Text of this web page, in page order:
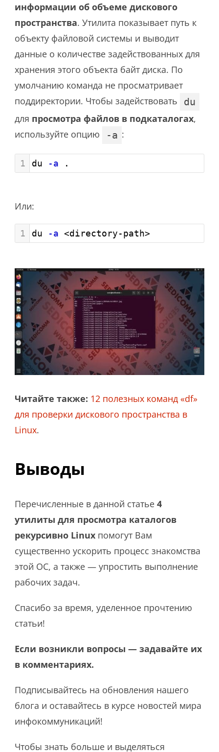
информации об объеме дискового
пространства. Утилита показывает путь к
объекту файловой системы и выводит
данные о количестве задействованных для
хранения этого объекта байт диска. По
умолчанию команда не просматривает
поддиректории. Чтобы задействовать
du
для просмотра файлов в подкаталогах,
используйте опцию
-a :
1 du -a .
Или:
1 du -a <directory-path>
Читайте также: 12 полезных команд «df»
для проверки дискового пространства в
Linux.
Выводы
Перечисленные в данной статье 4
утилиты для просмотра каталогов
рекурсивно Linux помогут Вам
существенно ускорить процесс знакомства
этой ОС, а также — упростить выполнение
рабочих задач.
Спасибо за время, уделенное прочтению
статьи!
Если возникли вопросы — задавайте их
в комментариях.
Подписывайтесь на обновления нашего
блога и оставайтесь в курсе новостей мира
инфокоммуникаций!
Чтобы знать больше и выделяться